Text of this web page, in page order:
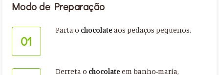
Modo de Preparação
01
Parta o chocolate aos pedaços pequenos.
Derreta o chocolate em banho-maria,